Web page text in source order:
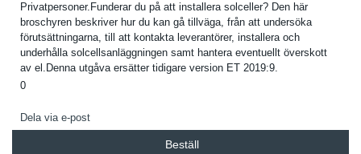
Privatpers­oner.Funderar du på att installera solceller? Den här
broschyren beskriver hur du kan gå tillväga, från att undersöka
förutsättn­ingarna, till att kontakta leverantör­er, installera och
underhålla solcellsan­läggningen samt hantera eventuellt överskott
av el.Denna utgåva ersätter tidigare version ET 2019:9.
0
Dela via e-post
Beställ